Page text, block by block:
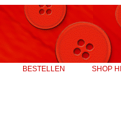
BESTELLEN SHOP